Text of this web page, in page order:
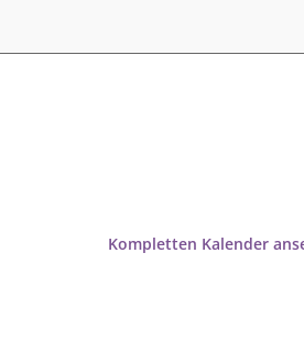
Kompletten Kalender